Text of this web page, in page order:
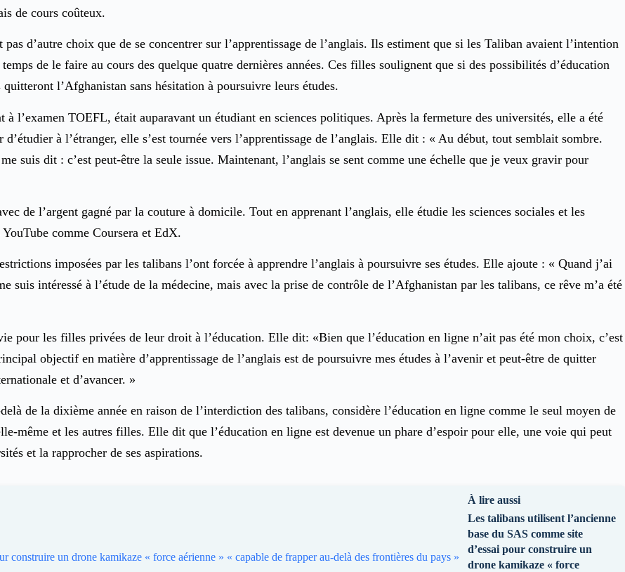
de cours coûteux.
d’autre choix que de se concentrer sur l’apprentissage de l’anglais. Ils estiment que si les Taliban avaient l’intention
de le faire au cours des quelque quatre dernières années. Ces filles soulignent que si des possibilités d’éducation
l’Afghanistan sans hésitation à poursuivre leurs études.
l’examen TOEFL, était auparavant un étudiant en sciences politiques. Après la fermeture des universités, elle a été
à l’étranger, elle s’est tournée vers l’apprentissage de l’anglais. Elle dit : « Au début, tout semblait sombre.
suis dit : c’est peut-être la seule issue. Maintenant, l’anglais se sent comme une échelle que je veux gravir pour
de l’argent gagné par la couture à domicile. Tout en apprenant l’anglais, elle étudie les sciences sociales et les
comme Coursera et EdX.
imposées par les talibans l’ont forcée à apprendre l’anglais à poursuivre ses études. Elle ajoute : « Quand j’ai
suis intéressé à l’étude de la médecine, mais avec la prise de contrôle de l’Afghanistan par les talibans, ce rêve m’a été
pour les filles privées de leur droit à l’éducation. Elle dit: «Bien que l’éducation en ligne n’ait pas été mon choix, c’est
objectif en matière d’apprentissage de l’anglais est de poursuivre mes études à l’avenir et peut-être de quitter
et d’avancer. »
de la dixième année en raison de l’interdiction des talibans, considère l’éducation en ligne comme le seul moyen de
même et les autres filles. Elle dit que l’éducation en ligne est devenue un phare d’espoir pour elle, une voie qui peut
et la rapprocher de ses aspirations.
À lire aussi
Les talibans utilisent l’ancienne
base du SAS comme site
d’essai pour construire un
drone kamikaze « force